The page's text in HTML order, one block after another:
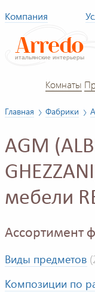
Компания
Комнаты
Главная Фабрики
AGM
мебели
Ассортимент
Виды предметов
Композиции по